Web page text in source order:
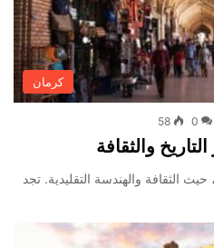
كرمان
0
58
والثقافة
الثقافة والهندسة التقليدية. تجد